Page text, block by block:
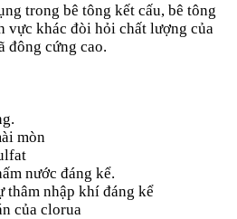
trong bê tông kết cấu, bê tông
vực khác đòi hỏi chất lượng của
đông cứng cao.
mòn
nước đáng kể.
thâm nhập khí đáng kể
của clorua